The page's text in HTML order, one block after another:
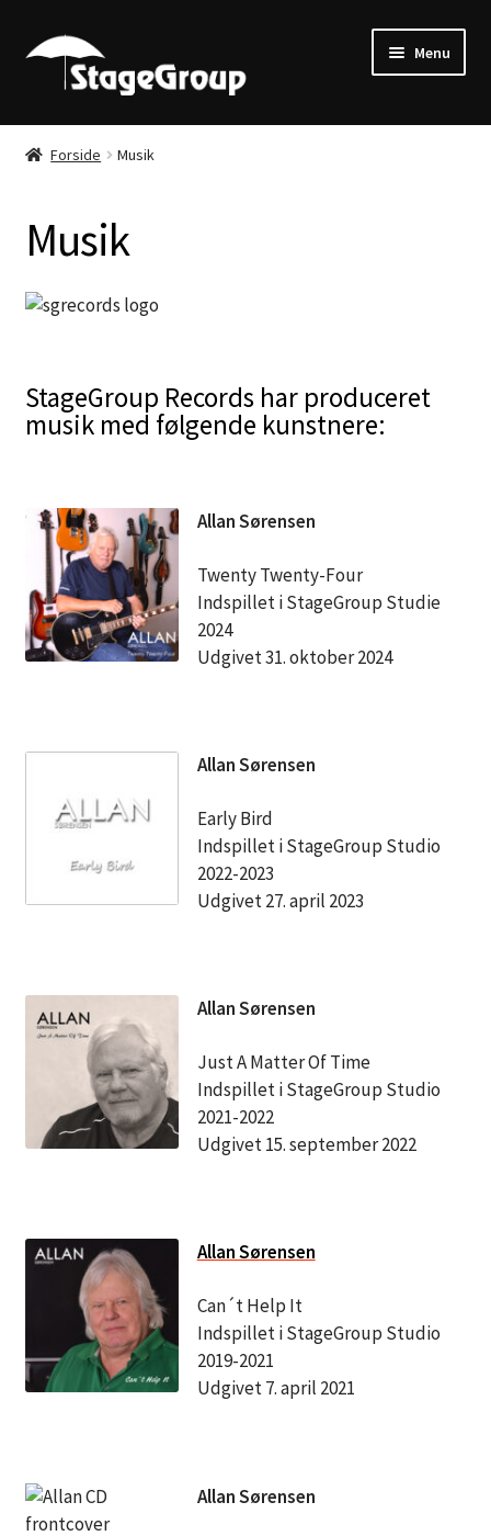
Spring
navigation
Spring
indhold
Menu
Musik
Kontakt
Vilkår
Forside Musik
Musik
StageGroup Records har produceret
musik med følgende kunstnere:
Allan Sørensen
Twenty Twenty-Four
Indspillet i StageGroup Studie
2024
Udgivet 31. oktober 2024
Allan Sørensen
Early Bird
Indspillet i StageGroup Studio
2022-2023
Udgivet 27. april 2023
Allan Sørensen
Just A Matter Of Time
Indspillet i StageGroup Studio
2021-2022
Udgivet 15. september 2022
Allan Sørensen
Can´t Help It
Indspillet i StageGroup Studio
2019-2021
Udgivet 7. april 2021
Allan Sørensen